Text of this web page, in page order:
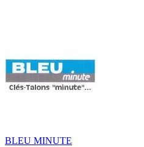
BLEU MINUTE